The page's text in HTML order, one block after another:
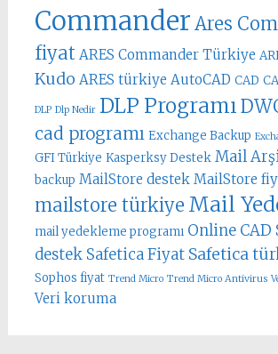
Commander Ares
fiyat ARES Commander Türkiye
Kudo ARES türkiye AutoCAD CAD
DLP Dlp Nedir DLP Programı
cad programı Exchange Backup
GFI Türkiye Kasperksy Destek Mail
backup MailStore destek MailStore
mailstore türkiye Mail
mail yedekleme programı Online CAD
destek Safetica Fiyat Safetica
Sophos fiyat Trend Micro Trend Micro Antivirus
Veri koruma